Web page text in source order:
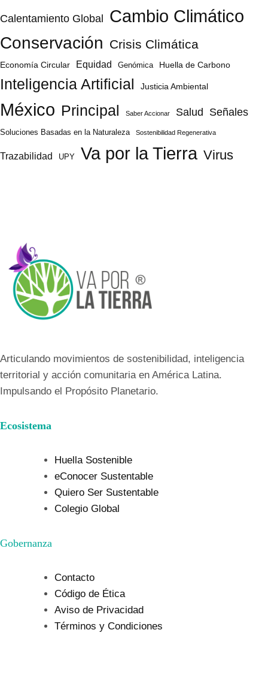
Calentamiento Global Cambio Climático
Conservación Crisis Climática
Economía Circular Equidad Genómica Huella de Carbono
Inteligencia Artificial Justicia Ambiental
México Principal Saber Accionar Salud Señales
Soluciones Basadas en la Naturaleza Sostenibilidad Regenerativa
Trazabilidad UPY Va por la Tierra Virus
Articulando movimientos de sostenibilidad, inteligencia
territorial y acción comunitaria en América Latina.
Impulsando el Propósito Planetario.
Ecosistema
Huella Sostenible
eConocer Sustentable
Quiero Ser Sustentable
Colegio Global
Gobernanza
Contacto
Código de Ética
Aviso de Privacidad
Términos y Condiciones